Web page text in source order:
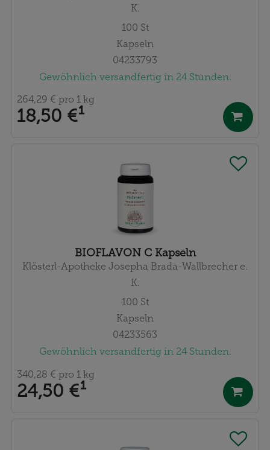
K.
100 St
Kapseln
04233793
Gewöhnlich versandfertig in 24 Stunden.
18,50 €¹
264,29 € pro 1 kg
BIOFLAVON C Kapseln
Klösterl-Apotheke Josepha Brada-Wallbrecher e.
K.
100 St
Kapseln
04233563
Gewöhnlich versandfertig in 24 Stunden.
24,50 €¹
340,28 € pro 1 kg